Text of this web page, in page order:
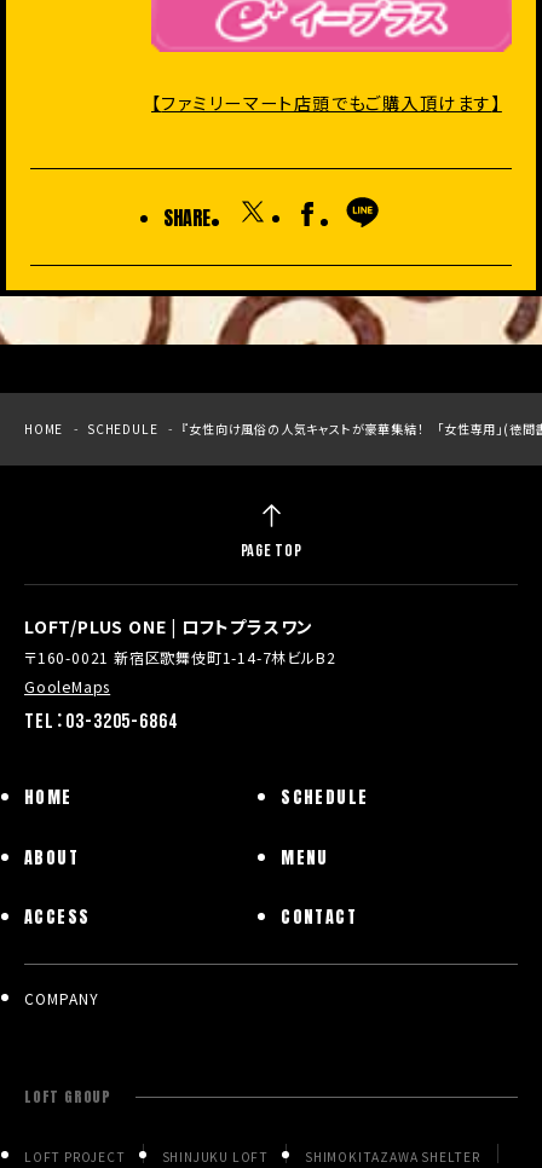
【ファミリーマート店頭でもご購入頂けます】
SHARE
HOME SCHEDULE 『女性向け風俗の人気キャストが豪華集結！ 「女性専用」(徳
LOFT/PLUS ONE | ロフトプラスワン
〒160-0021 新宿区歌舞伎町1-14-7林ビルB2
GooleMaps
TEL：03-3205-6864
HOME SCHEDULE
ABOUT MENU
ACCESS CONTACT
COMPANY
LOFT GROUP
LOFT PROJECT SHINJUKU LOFT SHIMOKITAZAWA SHELTER
PAGE TOP